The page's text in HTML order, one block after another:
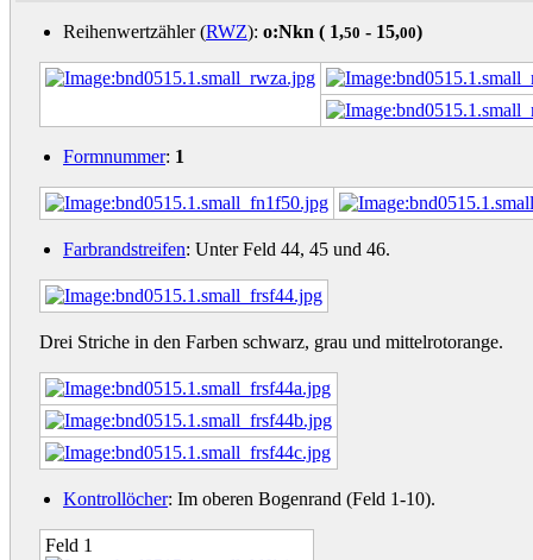
Reihenwertzähler (RWZ): o:Nkn ( 1,50 - 15,00)
Formnummer: 1
Farbrandstreifen: Unter Feld 44, 45 und 46.
Drei Striche in den Farben schwarz, grau und mittelrotorange.
Kontrollöcher: Im oberen Bogenrand (Feld 1-10).
Feld 1